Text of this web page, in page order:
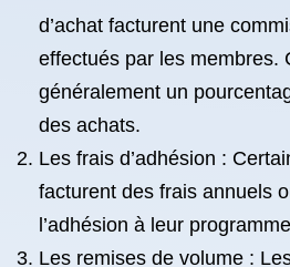
d’achat facturent une
effectués par les membres.
généralement un
des achats.
Les frais d’adhésion :
facturent des frais annuels
l’adhésion à leur
Les remises de volume :